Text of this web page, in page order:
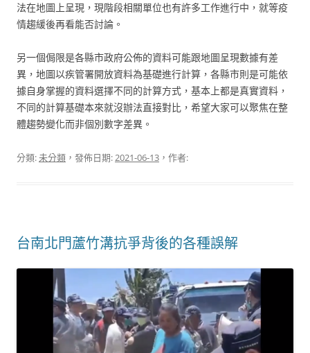
法在地圖上呈現，現階段相關單位也有許多工作進行中，就等疫
情趨緩後再看能否討論。
另一個侷限是各縣市政府公佈的資料可能跟地圖呈現數據有差
異，地圖以疾管署開放資料為基礎進行計算，各縣市則是可能依
據自身掌握的資料選擇不同的計算方式，基本上都是真實資料，
不同的計算基礎本來就沒辦法直接對比，希望大家可以聚焦在整
體趨勢變化而非個別數字差異。
分類:未分類 ，發佈日期:2021-06-13 ，作者:
台南北門蘆竹溝抗爭背後的各種誤解